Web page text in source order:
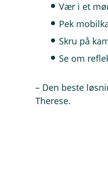
Vær i et
Pek
Skru på
Se om
– Den beste
Therese.